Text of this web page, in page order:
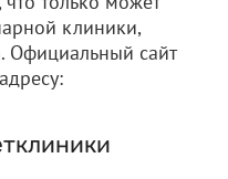
клиники,
сайт